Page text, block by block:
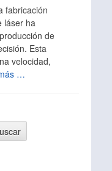
fabricación
láser ha
de
Esta
velocidad,
…